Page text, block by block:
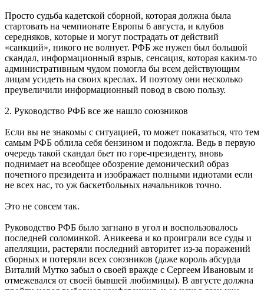
Просто судьба кадетской сборной, которая должна была
стартовать на чемпионате Европы 6 августа, и клубов
середняков, которые и могут пострадать от действий
«санкций», никого не волнует. РФБ же нужен был большой
скандал, информационный взрыв, сенсация, которая каким-то
административным чудом помогла бы всем действующим
лицам усидеть на своих креслах. И поэтому они несколько
преувеличили информационный повод в свою пользу.
2. Руководство РФБ все же нашло союзников
Если вы не знакомы с ситуацией, то может показаться, что тем
самым РФБ облила себя бензином и подожгла. Ведь в первую
очередь такой скандал бьет по горе-президенту, вновь
поднимает на всеобщее обозрение демонический образ
почетного президента и изображает полными идиотами если
не всех нас, то уж баскетбольных начальников точно.
Это не совсем так.
Руководство РФБ было загнано в угол и воспользовалось
последней соломинкой. Аникеева и ко проиграли все суды и
апелляции, растеряли последний авторитет из-за поражений
сборных и потеряли всех союзников (даже король абсурда
Виталий Мутко забыл о своей вражде с Сергеем Ивановым и
отмежевался от своей бывшей любимицы). В августе должна